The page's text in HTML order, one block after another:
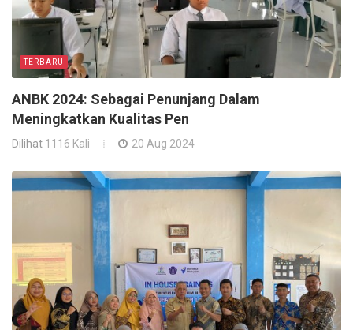
TERBARU
ANBK 2024: Sebagai Penunjang Dalam
Meningkatkan Kualitas Pen
Dilihat 1116 Kali 20 Aug 2024